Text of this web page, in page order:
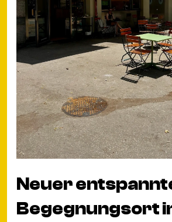
Neuer
Begegnungsort